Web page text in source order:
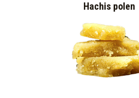
Hachis polen